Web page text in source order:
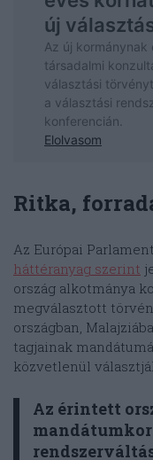
Ritka,
Az Európai
háttéranyag szerint
ország alkotmánya
megválasztott
országban,
tagjainak
közvetlenül
Az érintett